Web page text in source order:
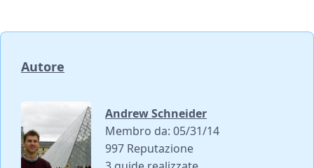
Autore
Andrew Schneider
Membro da: 05/31/14
997 Reputazione